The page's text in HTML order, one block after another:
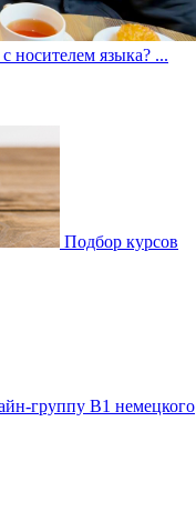
носителем языка? ...
Подбор курсов
группу В1 немецкого